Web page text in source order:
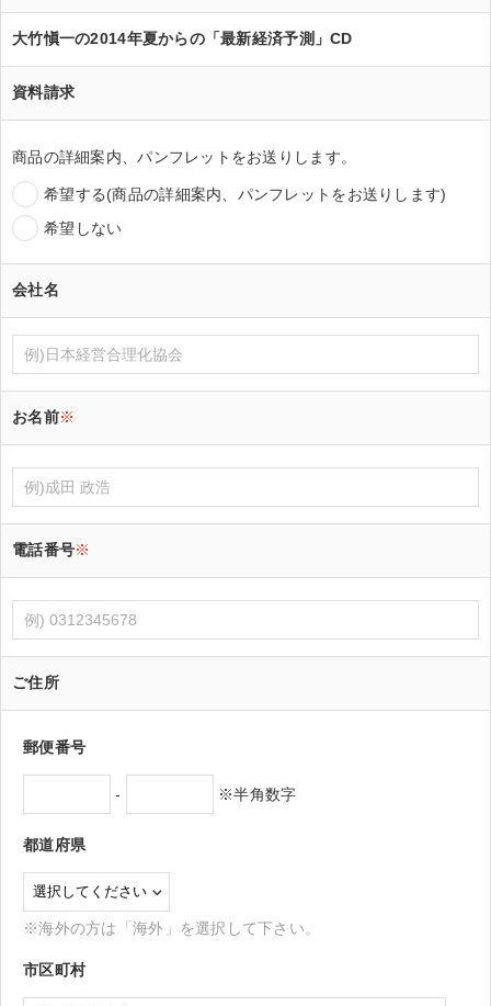
大竹愼一の2014年夏からの「最新経済予測」CD
資料請求
商品の詳細案内、パンフレットをお送りします。
希望する(商品の詳細案内、パンフレットをお送りします)
希望しない
会社名
お名前※
電話番号※
ご住所
郵便番号
- ※半角数字
都道府県
※海外の方は「海外」を選択して下さい。
市区町村